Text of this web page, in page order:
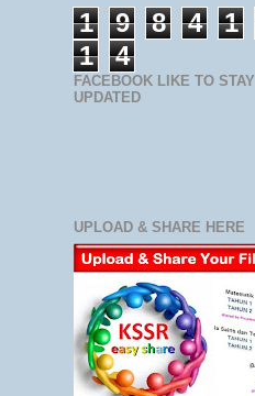
1 9 8 4 1
1
4
FACEBOOK LIKE TO STAY
UPDATED
UPLOAD & SHARE HERE